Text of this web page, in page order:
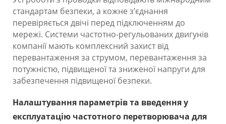
стандартам безпеки, а кожне з’єднання
перевіряється двічі перед підключенням до
мережі. Системи частотно-регульованих двигунів
компанії мають комплексний захист від
перевантаження за струмом, перевантаження за
потужністю, підвищеної та зниженої напруги для
забезпечення підвищеної безпеки.
Налаштування параметрів та введення у
експлуатацію частотного перетворювача для